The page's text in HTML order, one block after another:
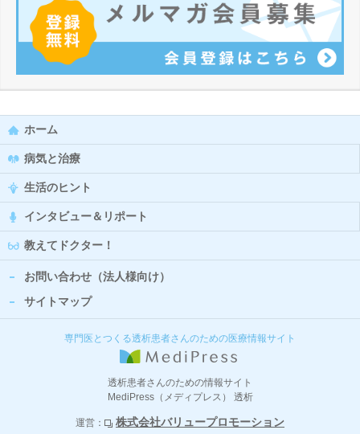
ホーム
病気と治療
生活のヒント
インタビュー＆リポート
教えてドクター！
お問い合わせ（法人様向け）
サイトマップ
専門医とつくる透析患者さんのための医療情報サイト
透析患者さんのための情報サイト
MediPress（メディプレス） 透析
運営： 株式会社バリュープロモーション